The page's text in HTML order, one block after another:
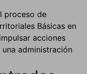
proceso de
Básicas en
acciones
administración